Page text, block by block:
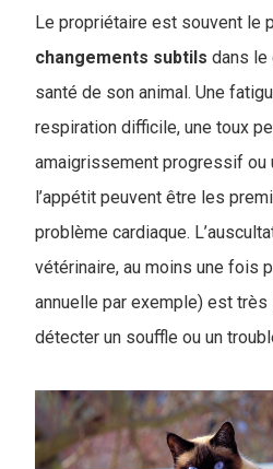
Le propriétaire est souvent le
changements subtils dans le
santé de son animal. Une
respiration difficile, une toux
amaigrissement progressif ou
l’appétit peuvent être les
problème cardiaque.
vétérinaire, au moins une fois
annuelle par exemple) est
détecter un souffle ou un